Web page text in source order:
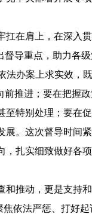
在肩上，在深入
导重点，助力各
办案上求实效，
推进；要在把握
特别处理；要在
。这次督导时间
扎实细致做好各
推动，更是支持
依法严惩、打好起